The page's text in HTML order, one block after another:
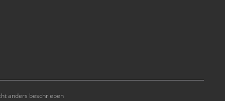
anders beschrieben